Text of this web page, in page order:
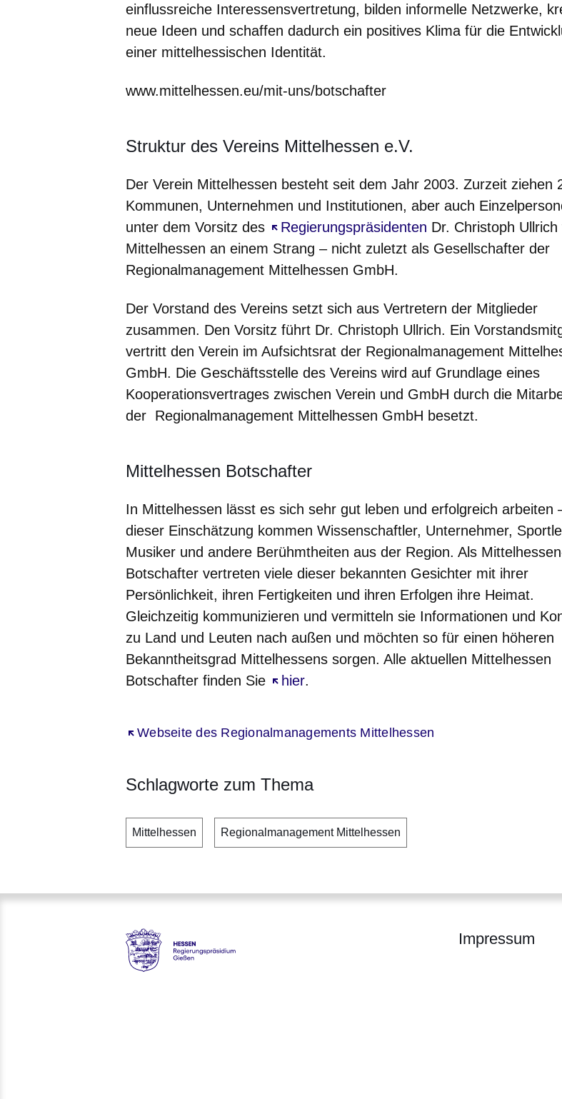
einflussreiche Interessensvertretung, bilden informelle Netzwerke,
neue Ideen und schaffen dadurch ein positives Klima für die
einer mittelhessischen Identität.
www.mittelhessen.eu/mit-uns/botschafter
Struktur des Vereins Mittelhessen e.V.
Der Verein Mittelhessen besteht seit dem Jahr 2003. Zurzeit ziehen
Kommunen, Unternehmen und Institutionen, aber auch
unter dem Vorsitz des
Regierungspräsidenten
Öffnet sich in einem neuen FensterDr. Christoph Ullrich
Mittelhessen an einem Strang – nicht zuletzt als Gesellschafter der
Regionalmanagement Mittelhessen GmbH.
Der Vorstand des Vereins setzt sich aus Vertretern der Mitglieder
zusammen. Den Vorsitz führt Dr. Christoph Ullrich. Ein
vertritt den Verein im Aufsichtsrat der Regionalmanagement
GmbH. Die Geschäftsstelle des Vereins wird auf Grundlage eines
Kooperationsvertrages zwischen Verein und GmbH durch die
der Regionalmanagement Mittelhessen GmbH besetzt.
Mittelhessen Botschafter
In Mittelhessen lässt es sich sehr gut leben und erfolgreich arbeiten
dieser Einschätzung kommen Wissenschaftler, Unternehmer,
Musiker und andere Berühmtheiten aus der Region. Als
Botschafter vertreten viele dieser bekannten Gesichter mit ihrer
Persönlichkeit, ihren Fertigkeiten und ihren Erfolgen ihre Heimat.
Gleichzeitig kommunizieren und vermitteln sie Informationen und
zu Land und Leuten nach außen und möchten so für einen höheren
Bekanntheitsgrad Mittelhessens sorgen. Alle aktuellen Mittelhessen
Botschafter finden Sie
hier
Öffnet sich in einem neuen Fenster
.
Webseite des Regionalmanagements Mittelhessen
Öffnet sich in einem neuen Fenster
Schlagworte zum Thema
Mittelhessen Regionalmanagement Mittelhessen
Impressum